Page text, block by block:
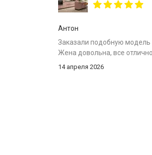
Антон
Заказали подобную модель
Жена довольна, все отлично.
14 апреля 2026